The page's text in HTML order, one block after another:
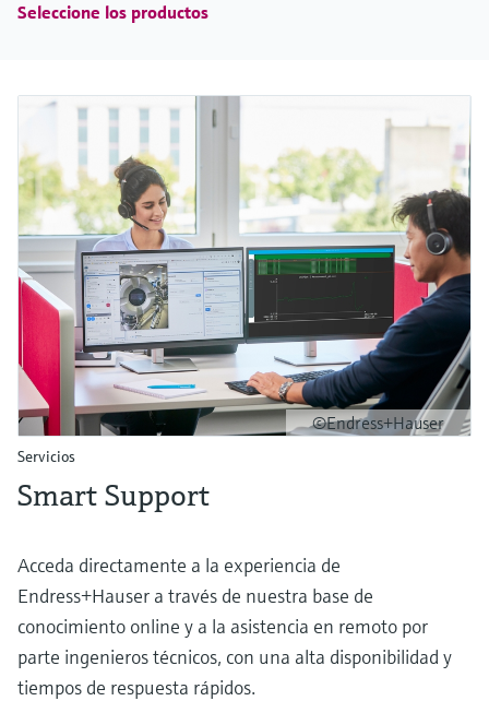
Seleccione los productos
©Endress+Hauser
Servicios
Smart Support
Acceda directamente a la experiencia de
Endress+Hauser a través de nuestra base de
conocimiento online y a la asistencia en remoto por
parte ingenieros técnicos, con una alta disponibilidad y
tiempos de respuesta rápidos.